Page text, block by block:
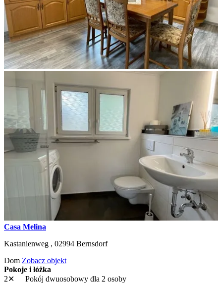
Casa Melina
Kastanienweg , 02994 Bernsdorf
Dom Zobacz objekt
Pokoje i łóżka
2✕
Pokój dwuosobowy dla 2 osoby